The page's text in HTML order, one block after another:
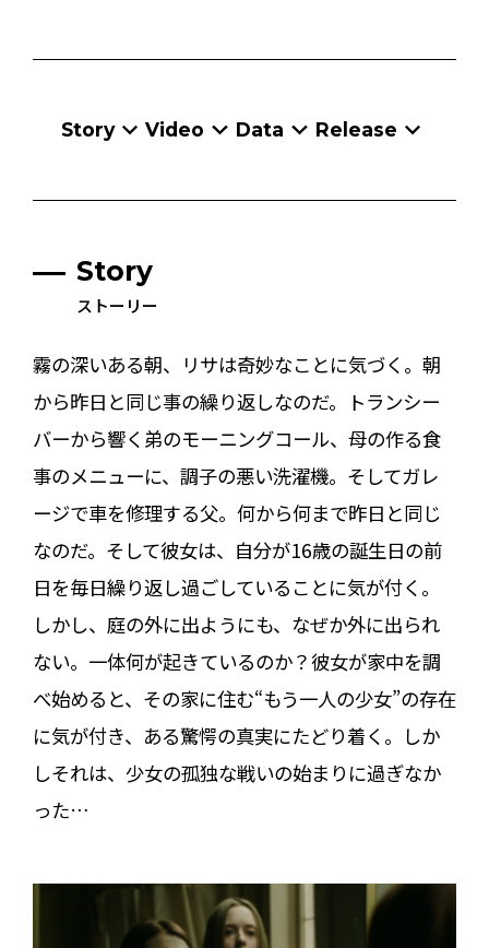
Story Video Data Release
Story
ストーリー
霧の深いある朝、リサは奇妙なことに気づく。朝
から昨日と同じ事の繰り返しなのだ。トランシー
バーから響く弟のモーニングコール、母の作る食
事のメニューに、調子の悪い洗濯機。そしてガレ
ージで車を修理する父。何から何まで昨日と同じ
なのだ。そして彼女は、自分が16歳の誕生日の前
日を毎日繰り返し過ごしていることに気が付く。
しかし、庭の外に出ようにも、なぜか外に出られ
ない。一体何が起きているのか？彼女が家中を調
べ始めると、その家に住む“もう一人の少女”の存在
に気が付き、ある驚愕の真実にたどり着く。しか
しそれは、少女の孤独な戦いの始まりに過ぎなか
った…